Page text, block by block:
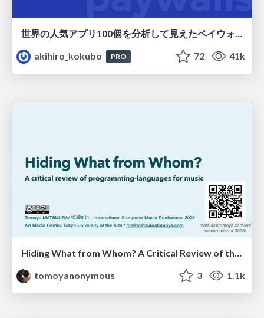
世界の人気アプリ100個を分析して見えたペイウォール設計の心得
akihiro_kokubo
PRO 72 41k
Hiding What from Whom? A Critical Review of the History of Programming languages for Music
tomoyanonymous
3 1.1k